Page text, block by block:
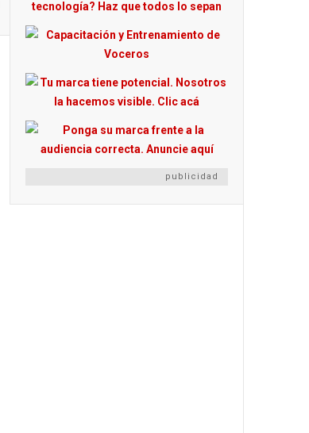
publicidad